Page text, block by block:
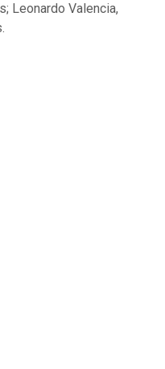
Leonardo Valencia,